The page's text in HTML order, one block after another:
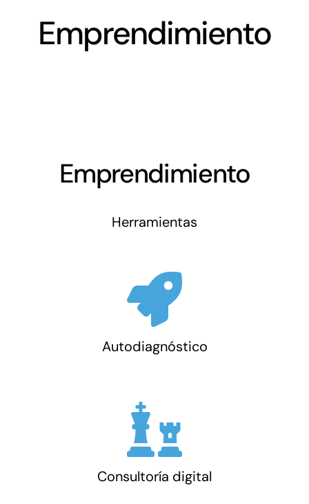
Antena Tecnológica
Emprendimiento
Emprendimiento
Herramientas
Autodiagnóstico
Consultoría digital